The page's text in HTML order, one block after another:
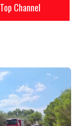
Top Channel